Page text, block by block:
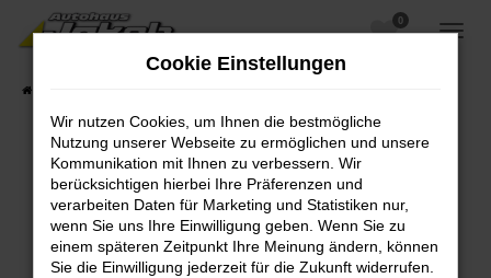
Zum
Hauptinhalt
0
Fehler: Network Error
Beim Laden ist ein Fehler aufgetreten.
Hier sind ein paar Tipps, die dir helfen können:
Cookie Einstellungen
Wir nutzen Cookies, um Ihnen die bestmögliche
Nutzung unserer Webseite zu ermöglichen und unsere
Kommunikation mit Ihnen zu verbessern. Wir
berücksichtigen hierbei Ihre Präferenzen und
verarbeiten Daten für Marketing und Statistiken nur,
wenn Sie uns Ihre Einwilligung geben. Wenn Sie zu
einem späteren Zeitpunkt Ihre Meinung ändern, können
Sie die Einwilligung jederzeit für die Zukunft widerrufen.